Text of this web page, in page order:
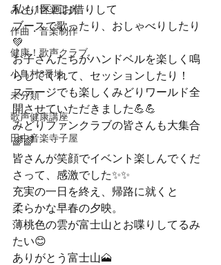
みどり音楽工房
作曲・音楽制作
健康！歌声クラブ
小鳥村3番地
未分類
歌声健康講座
田中音楽寺子屋
私も1区画お借りして
ブースで歌ったり、おしゃべりしたり
💚
お子さんたちがハンドベルを楽しく鳴
らしてくれて、セッションしたり！
ステージでも楽しくみどりワールド全
開させていただきました💪💪
みどりファンクラブの皆さんも大集合
🌈🌈
皆さんが笑顔でイベント楽しんでくだ
さって、感激でした✨✨
充実の一日を終え、帰路に就くと
柔らかな早春の夕映。
薄桃色の雲が富士山とお喋りしてるみ
たい😊
ありがとう富士山🗻